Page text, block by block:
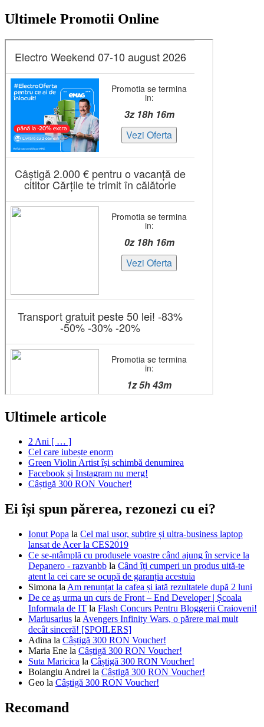
Ultimele Promotii Online
Ultimele articole
2 Ani [ … ]
Cel care iubește enorm
Green Violin Artist își schimbă denumirea
Facebook și Instagram nu merg!
Câștigă 300 RON Voucher!
Ei își spun părerea, rezonezi cu ei?
Ionut Popa la Cel mai ușor, subțire și ultra-business laptop
lansat de Acer la CES2019
Ce se-ntâmplă cu produsele voastre când ajung în service la
Depanero - razvanbb la Când îți cumperi un produs uită-te
atent la cei care se ocupă de garanția acestuia
Simona la Am renunțat la cafea și iată rezultatele după 2 luni
De ce aș urma un curs de Front – End Developer | Școala
Informala de IT la Flash Concurs Pentru Bloggerii Craioveni!
Mariusarius la Avengers Infinity Wars, o părere mai mult
decât sinceră! [SPOILERS]
Adina la Câștigă 300 RON Voucher!
Maria Ene la Câștigă 300 RON Voucher!
Suta Maricica la Câștigă 300 RON Voucher!
Boiangiu Andrei la Câștigă 300 RON Voucher!
Geo la Câștigă 300 RON Voucher!
Recomand